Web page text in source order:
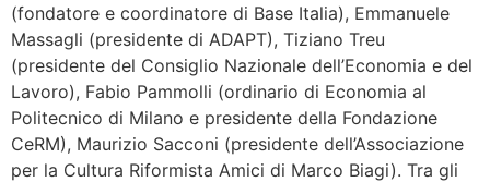
(fondatore e coordinatore di Base Italia), Emmanuele
Massagli (presidente di ADAPT), Tiziano Treu
(presidente del Consiglio Nazionale dell’Economia e del
Lavoro), Fabio Pammolli (ordinario di Economia al
Politecnico di Milano e presidente della Fondazione
CeRM), Maurizio Sacconi (presidente dell’Associazione
per la Cultura Riformista Amici di Marco Biagi). Tra gli